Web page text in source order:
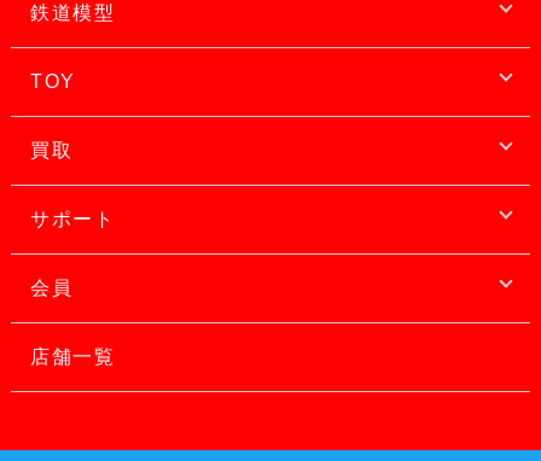
鉄道模型
TOY
買取
サポート
会員
店舗一覧